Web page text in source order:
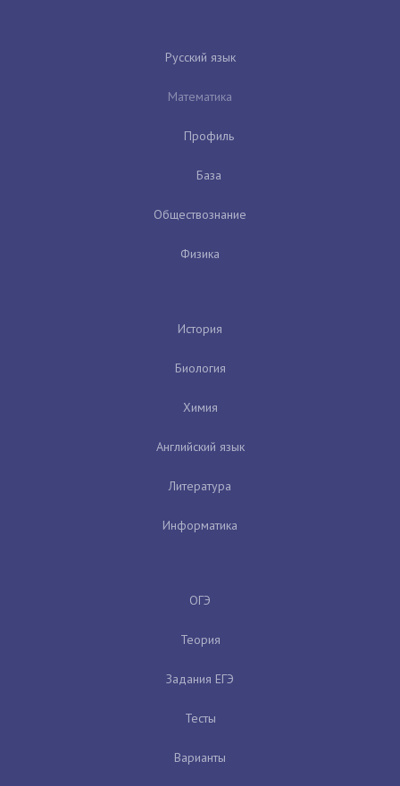
Русский язык
Математика
Профиль
База
Обществознание
Физика
История
Биология
Химия
Английский язык
Литература
Информатика
ОГЭ
Теория
Задания ЕГЭ
Тесты
Варианты